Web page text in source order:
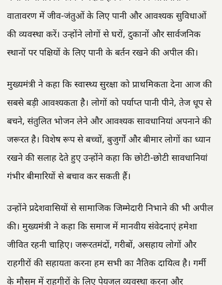
वातावरण में जीव-जंतुओं के लिए पानी और आवश्यक सुविधाओं
की व्यवस्था करें। उन्होंने लोगों से घरों, दुकानों और सार्वजनिक
स्थानों पर पक्षियों के लिए पानी के बर्तन रखने की अपील की।
मुख्यमंत्री ने कहा कि स्वास्थ्य सुरक्षा को प्राथमिकता देना आज की
सबसे बड़ी आवश्यकता है। लोगों को पर्याप्त पानी पीने, तेज धूप से
बचने, संतुलित भोजन लेने और आवश्यक सावधानियां अपनाने की
जरूरत है। विशेष रूप से बच्चों, बुजुर्गों और बीमार लोगों का ध्यान
रखने की सलाह देते हुए उन्होंने कहा कि छोटी-छोटी सावधानियां
गंभीर बीमारियों से बचाव कर सकती हैं।
उन्होंने प्रदेशवासियों से सामाजिक जिम्मेदारी निभाने की भी अपील
की। मुख्यमंत्री ने कहा कि समाज में मानवीय संवेदनाएं हमेशा
जीवित रहनी चाहिए। जरूरतमंदों, गरीबों, असहाय लोगों और
राहगीरों की सहायता करना हम सभी का नैतिक दायित्व है। गर्मी
के मौसम में राहगीरों के लिए पेयजल व्यवस्था करना और